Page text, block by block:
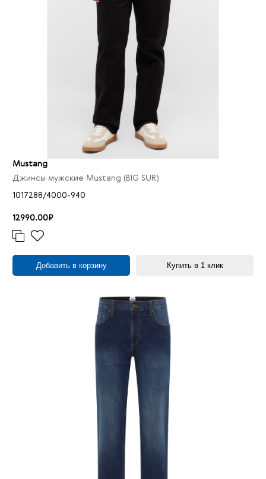
Mustang
Джинсы мужские Mustang (BIG SUR)
1017288/4000-940
12990.00₽
Добавить в корзину Купить в 1 клик